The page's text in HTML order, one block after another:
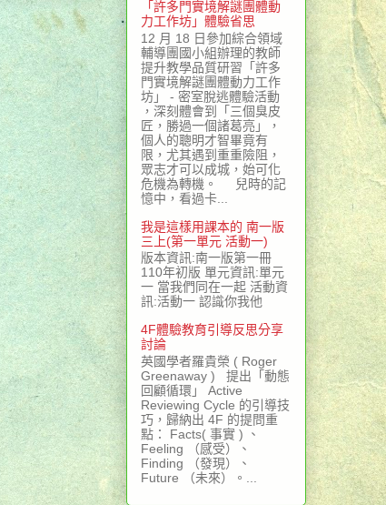
「許多門實境解謎團體動
力工作坊」體驗省思
12 月 18 日參加綜合領域
輔導團國小組辦理的教師
提升教學品質研習「許多
門實境解謎團體動力工作
坊」 - 密室脫逃體驗活動
，深刻體會到「三個臭皮
匠，勝過一個諸葛亮」，
個人的聰明才智畢竟有
限，尤其遇到重重險阻，
眾志才可以成城，始可化
危機為轉機。 兒時的記
憶中，看過卡...
我是這樣用課本的 南一版
三上(第一單元 活動一)
版本資訊:南一版第一冊
110年初版 單元資訊:單元
一 當我們同在一起 活動資
訊:活動一 認識你我他
4F體驗教育引導反思分享
討論
英國學者羅貴榮 ( Roger
Greenaway ) 提出「動態
回顧循環」 Active
Reviewing Cycle 的引導技
巧，歸納出 4F 的提問重
點： Facts( 事實 ) 、
Feeling （感受）、
Finding （發現）、
Future （未來）。...